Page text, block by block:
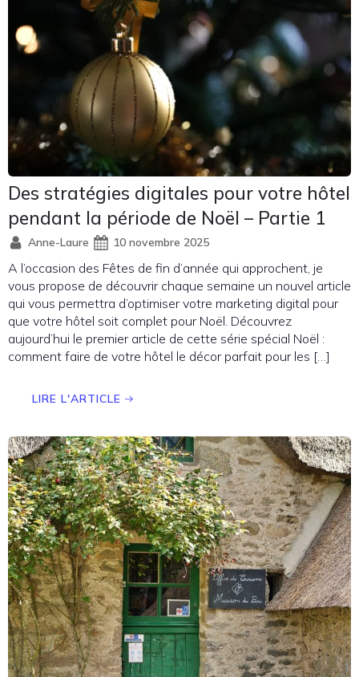
Des stratégies digitales pour votre hôtel
pendant la période de Noël – Partie 1
Anne-Laure 10 novembre 2025
A l’occasion des Fêtes de fin d’année qui approchent, je
vous propose de découvrir chaque semaine un nouvel article
qui vous permettra d’optimiser votre marketing digital pour
que votre hôtel soit complet pour Noël. Découvrez
aujourd’hui le premier article de cette série spécial Noël :
comment faire de votre hôtel le décor parfait pour les […]
LIRE L'ARTICLE